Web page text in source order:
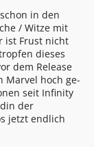
in den
/ Witze mit
ist Frust nicht
dieses
dem Release
Marvel hoch ge-
seit Infinity
der
jetzt endlich